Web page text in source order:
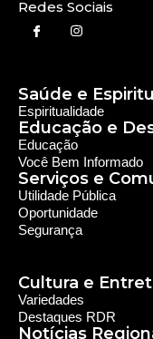
Cultura e
Política e
Notícias
Política
Economia
As Últimas da Região
Caiapônia e Região
Iporá e Região
SLMB e Região
© 2024 RDR